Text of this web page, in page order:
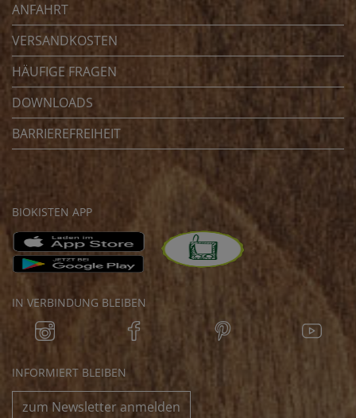
ANFAHRT
VERSANDKOSTEN
HÄUFIGE FRAGEN
DOWNLOADS
BARRIEREFREIHEIT
BIOKISTEN APP
IN VERBINDUNG BLEIBEN
INFORMIERT BLEIBEN
zum Newsletter anmelden